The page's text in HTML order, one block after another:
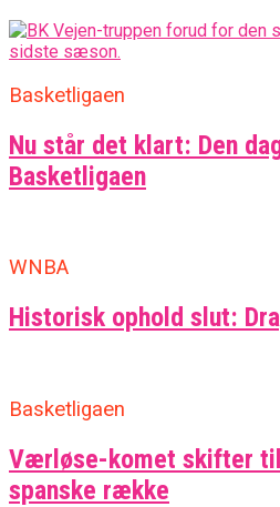
Basketligaen
Nu står det klart: Den
Basketligaen
WNBA
Historisk ophold slut:
Basketligaen
Værløse-komet skifter
spanske række